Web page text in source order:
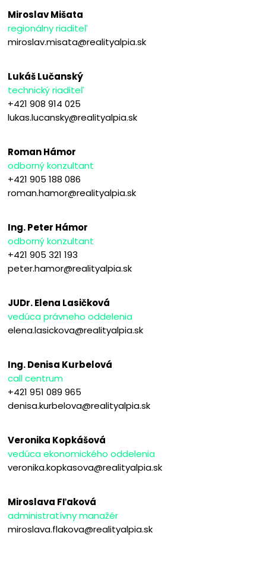
Miroslav Mišata
regionálny riaditeľ
miroslav.misata@realityalpia.sk
Lukáš Lučanský
technický riaditeľ
+421 908 914 025
lukas.lucansky@realityalpia.sk
Roman Hámor
odborný konzultant
+421 905 188 086
roman.hamor@realityalpia.sk
Ing. Peter Hámor
odborný konzultant
+421 905 321 193
peter.hamor@realityalpia.sk
JUDr. Elena Lasičková
vedúca právneho oddelenia
elena.lasickova@realityalpia.sk
Ing. Denisa Kurbelová
call centrum
+421 951 089 965
denisa.kurbelova@realityalpia.sk
Veronika Kopkášová
vedúca ekonomického oddelenia
veronika.kopkasova@realityalpia.sk
Miroslava Fľaková
administratívny manažér
miroslava.flakova@realityalpia.sk